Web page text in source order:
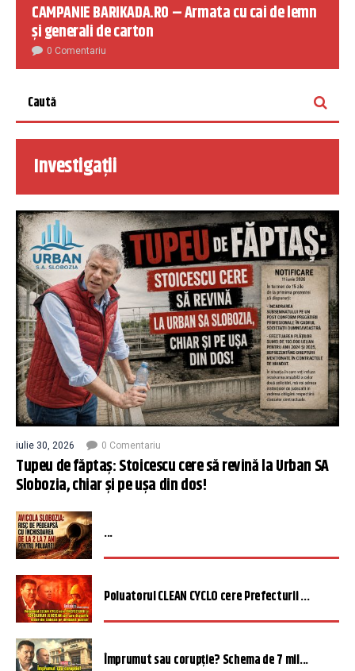
CAMPANIE BARIKADA.RO – Armata cu cai de lemn
și generali de carton
0 Comentariu
Investigații
iulie 30, 2026 0 Comentariu
Tupeu de făptaș: Stoicescu cere să revină la Urban SA
Slobozia, chiar și pe ușa din dos!
...
Poluatorul CLEAN CYCLO cere Prefecturii ...
Împrumut sau corupție? Schema de 7 mil...